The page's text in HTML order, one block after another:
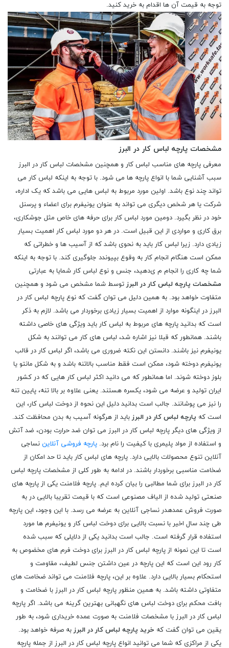
توجه به قیمت آن ها اقدام به خرید کنید.
مشخصات پارچه لباس کار در البرز
معرفی پارچه های مناسب لباس کار و همچنین مشخصات لباس کار در البرز
سبب آشنایی شما با انواع پارچه ها می شود. با توجه به اینکه لباس کار می
‌تواند چند نوع باشد. اولین مورد مربوط به لباس‌ هایی می باشد که یک اداره،
شرکت یا هر شخص دیگری می ‌تواند به عنوان یونیفرم برای اعضاء و پرسنل
خود در نظر بگیرد. دومین مورد لباس کار برای حرفه ‌های خاص مثل جوشکاری،
برق کاری و مواردی از این قبیل است. در هر دو مورد لباس کار اهمیت بسیار
زیادی دارد. زیرا لباس کار باید به نحوی باشد که از آسیب ‌ها و خطراتی که
ممکن است هنگام انجام کار به وقوع بپیوندد جلوگیری کند. با توجه به اینکه
شما چه کاری را انجام م ی‌دهید، جنس و نوع لباس کار شمایا به عبارتی
مشخصات پارچه لباس کار در البرز توسط شما مشخص می شود و همچنین
متفاوت خواهد بود. به همین دلیل می ‌توان گفت که نوع پارچه لباس کار در
البرز در اینگونه موارد از اهمیت بسیار زیادی برخوردار می باشد. لازم به ذکر
است که بدانید پارچه ‌های مربوط به لباس کار باید ویژگی ‌های خاصی داشته
باشند. همانطور که قبلا نیز اشاره شد، لباس ‌های کار می ‌توانند به شکل
یونیفرم نیز باشند. دانستن این نکته ضروری می باشد، اگر لباس کار در قالب
یونیفرم دوخته شود، ممکن است فقط مناسب بالاتنه باشد و به شکل مانتو یا
بلوز دوخته شوند. اما همانطور که می دانید اکثر لباس کار هایی که در کشور
ایران تولید و عرضه می شود، یکسره هستند. یعنی علاوه بر بالا تنه، پایین تنه
را نیز می ‌پوشانند. جالب است بدانید دلیل این نحوه از دوخت لباس کار، این
است که پارچه لباس کار در البرز باید از هرگونه آسیب به بدن محافظت کند.
از ویژگی ‌های دیگر پارچه لباس کار در البرز می‌ توان ضد حرارت بودن، ضد آتش
و استفاده از مواد پلیمری با کیفیت را نام برد. پارچه فروشی آنلاین نساجی
آنلاین تنوع محصولات بالایی دارد. پارچه‌ های لباس کار باید تا حد امکان از
ضخامت مناسبی برخوردار باشند. در ادامه به طور کلی از مشخصات پارچه لباس
کار در البرز برای شما مطالبی را بیان کرده ایم. پارچه فلامنت یکی از پارچه ‌های
صنعتی تولید شده از الیاف مصنوعی است که با قیمت تقریبا بالایی در به
صورت فروش عمدهدر نساجی آنلاین به عرضه می ‌رسد. با این وجود، این پارچه
طی چند سال اخیر با نسبت بالایی برای دوخت لباس کار و یونیفرم ‌ها مورد
استفاده قرار گرفته است. جالب است بدانید یکی از دلایلی که سبب شده
است تا این نمونه از پارچه لباس کار در البرز ‌برای دوخت فرم های مخضوص به
کار رود این است که این پارچه در عین داشتن جنس لطیف، مقاومت و
استحکام بسیار بالایی دارد. علاوه بر این، پارچه فلامنت می‌ تواند ضخامت ‌های
متفاوتی داشته باشد. به همین منظور پارچه لباس کار در البرز با ضخامت و
بافت محکم برای دوخت لباس ‌های نگهبانی بهترین گرینه می باشد. اگر پارچه
لباس کار در البرز با مشخصات فلامنت به صورت عمده خریداری شود، به طور
یقین می توان گفت که خرید پارچه لباس کار در البرز به صرفه خواهد بود.
یکی از مراکزی که شما می ‌توانید انواع پارچه لباس کار در البرز از جمله پارچه